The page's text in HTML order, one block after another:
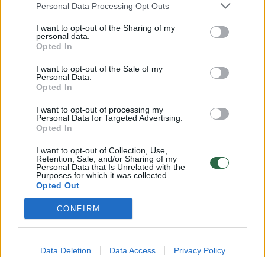
Personal Data Processing Opt Outs
I want to opt-out of the Sharing of my
personal data.
Opted In
I want to opt-out of the Sale of my
Personal Data.
Opted In
I want to opt-out of processing my
Personal Data for Targeted Advertising.
Opted In
I want to opt-out of Collection, Use,
Retention, Sale, and/or Sharing of my
Personal Data that Is Unrelated with the
Purposes for which it was collected.
Opted Out
CONFIRM
Data Deletion Data Access Privacy Policy
Vilniuje neliko tuščių sklypų – dėl
Būstas 2026-02-16